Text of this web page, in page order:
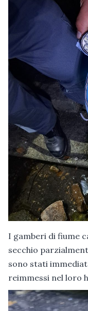
I gamberi di fiume
secchio
sono stati
reimmessi nel loro